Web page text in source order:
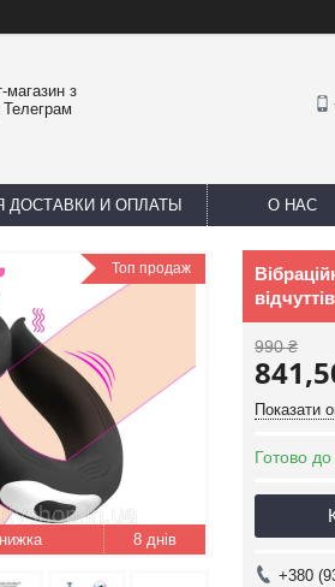
магазин з
Телеграм
ДОСТАВКИ И ОПЛАТЫ О НАС
8 днів
Топ продаж
відчуттів
990 ₴
Показати
Готово до
+380